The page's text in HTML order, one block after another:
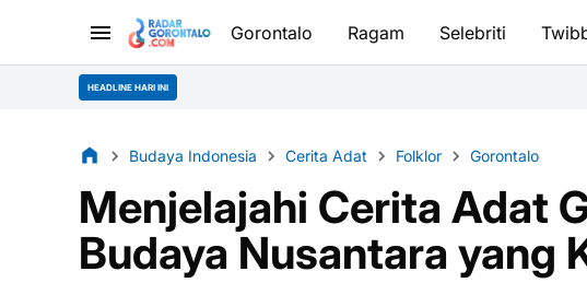
Gorontalo Ragam Selebriti
HEADLINE HARI INI
Budaya Indonesia Cerita Adat Folklor Gorontalo
Menjelajahi Cerita Adat
Budaya Nusantara yang